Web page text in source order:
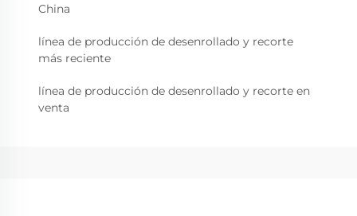
China
línea de producción de desenrollado y recorte
más reciente
línea de producción de desenrollado y recorte en
venta